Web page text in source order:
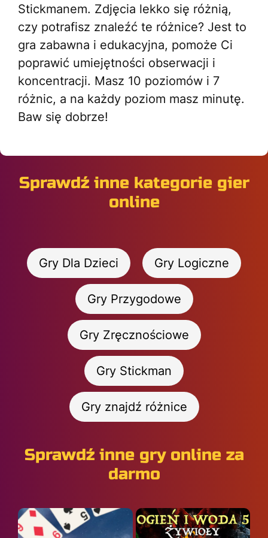
Stickmanem. Zdjęcia lekko się różnią,
czy potrafisz znaleźć te różnice? Jest to
gra zabawna i edukacyjna, pomoże Ci
poprawić umiejętności obserwacji i
koncentracji. Masz 10 poziomów i 7
różnic, a na każdy poziom masz minutę.
Baw się dobrze!
Sprawdź inne kategorie gier
online
Gry Dla Dzieci Gry Logiczne
Gry Przygodowe
Gry Zręcznościowe
Gry Stickman
Gry znajdź różnice
Sprawdź inne gry online za
darmo